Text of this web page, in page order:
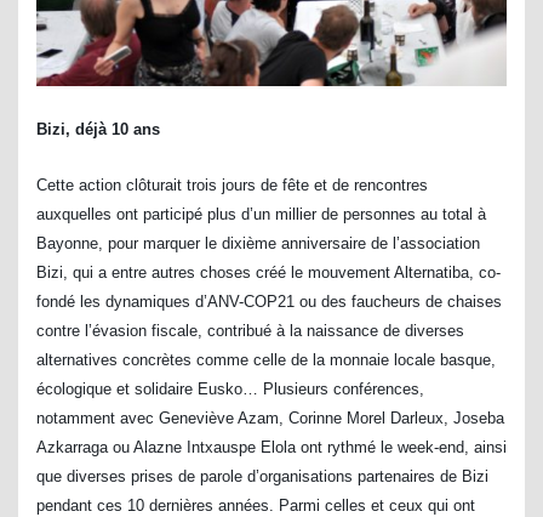
Bizi, déjà 10 ans
Cette action clôturait trois jours de fête et de rencontres
auxquelles ont participé plus d’un millier de personnes au total à
Bayonne, pour marquer le dixième anniversaire de l’association
Bizi, qui a entre autres choses créé le mouvement Alternatiba, co-
fondé les dynamiques d’ANV-COP21 ou des faucheurs de chaises
contre l’évasion fiscale, contribué à la naissance de diverses
alternatives concrètes comme celle de la monnaie locale basque,
écologique et solidaire Eusko… Plusieurs conférences,
notamment avec Geneviève Azam, Corinne Morel Darleux, Joseba
Azkarraga ou Alazne Intxauspe Elola ont rythmé le week-end, ainsi
que diverses prises de parole d’organisations partenaires de Bizi
pendant ces 10 dernières années. Parmi celles et ceux qui ont